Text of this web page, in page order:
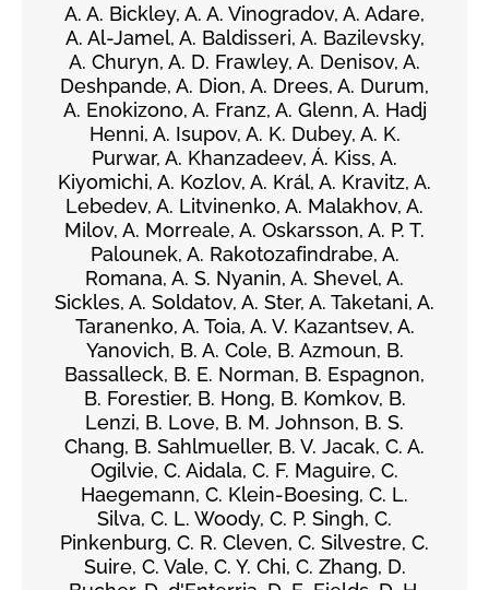
A. A. Bickley, A. A. Vinogradov, A. Adare,
A. Al-Jamel, A. Baldisseri, A. Bazilevsky,
A. Churyn, A. D. Frawley, A. Denisov, A.
Deshpande, A. Dion, A. Drees, A. Durum,
A. Enokizono, A. Franz, A. Glenn, A. Hadj
Henni, A. Isupov, A. K. Dubey, A. K.
Purwar, A. Khanzadeev, Á. Kiss, A.
Kiyomichi, A. Kozlov, A. Král, A. Kravitz, A.
Lebedev, A. Litvinenko, A. Malakhov, A.
Milov, A. Morreale, A. Oskarsson, A. P. T.
Palounek, A. Rakotozafindrabe, A.
Romana, A. S. Nyanin, A. Shevel, A.
Sickles, A. Soldatov, A. Ster, A. Taketani, A.
Taranenko, A. Toia, A. V. Kazantsev, A.
Yanovich, B. A. Cole, B. Azmoun, B.
Bassalleck, B. E. Norman, B. Espagnon,
B. Forestier, B. Hong, B. Komkov, B.
Lenzi, B. Love, B. M. Johnson, B. S.
Chang, B. Sahlmueller, B. V. Jacak, C. A.
Ogilvie, C. Aidala, C. F. Maguire, C.
Haegemann, C. Klein-Boesing, C. L.
Silva, C. L. Woody, C. P. Singh, C.
Pinkenburg, C. R. Cleven, C. Silvestre, C.
Suire, C. Vale, C. Y. Chi, C. Zhang, D.